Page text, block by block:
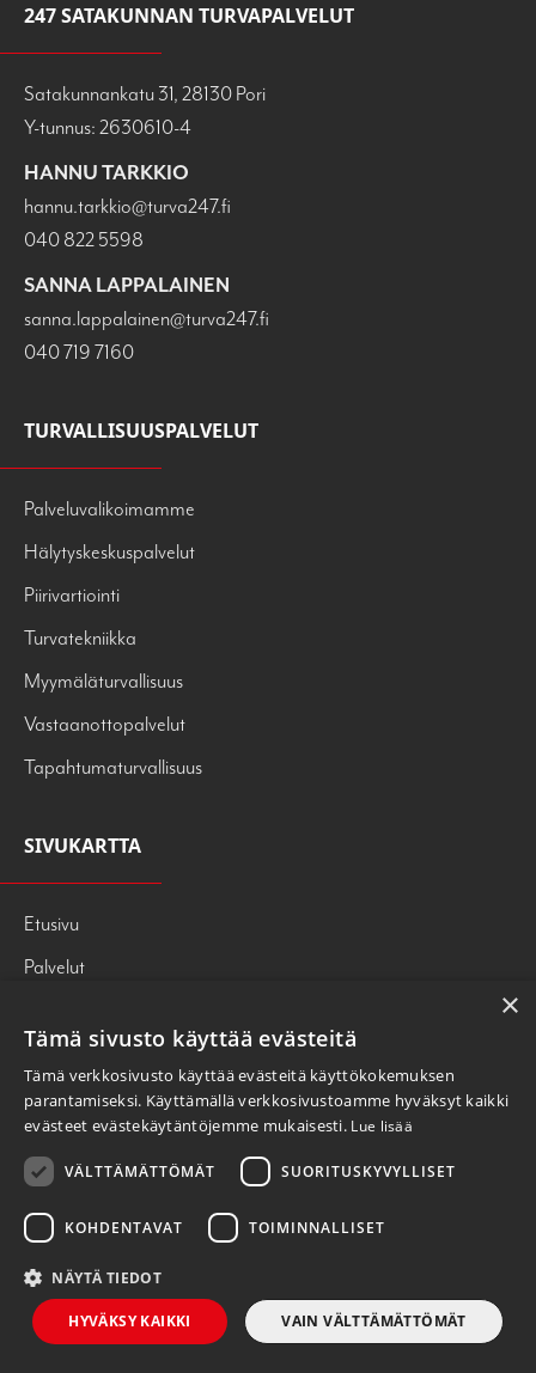
247 SATAKUNNAN TURVAPALVELUT
Satakunnankatu 31, 28130 Pori
Y-tunnus: 2630610-4
HANNU TARKKIO
hannu.tarkkio@turva247.fi
040 822 5598
SANNA LAPPALAINEN
sanna.lappalainen@turva247.fi
040 719 7160
TURVALLISUUSPALVELUT
Palveluvalikoimamme
Hälytyskeskuspalvelut
Piirivartiointi
Turvatekniikka
Myymäläturvallisuus
Vastaanottopalvelut
Tapahtumaturvallisuus
SIVUKARTTA
Etusivu
Palvelut
247PRESS
OTA YHTEYTTÄ
Tietosuojaseloste
© Satakunnan Turvapalvelut Oy | Designed and Released by Rock My Business
Tietosuojaseloste
×
Tämä sivusto käyttää evästeitä
Tämä verkkosivusto käyttää evästeitä käyttökokemuksen
parantamiseksi. Käyttämällä verkkosivustoamme hyväksyt kaikki
evästeet evästekäytäntöjemme mukaisesti. Lue lisää
VÄLTTÄMÄTTÖMÄT SUORITUSKYVYLLISET
KOHDENTAVAT TOIMINNALLISET
NÄYTÄ TIEDOT
HYVÄKSY KAIKKI VAIN VÄLTTÄMÄTTÖMÄT